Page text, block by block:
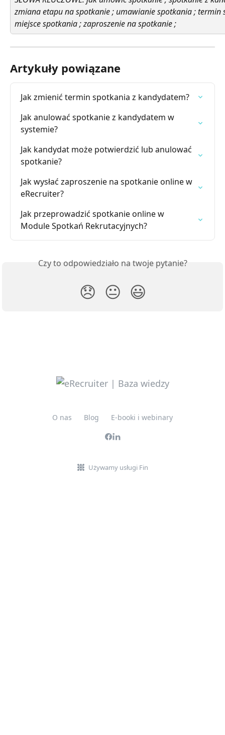
zmiana etapu na spotkanie ; umawianie spotkania ;
miejsce spotkania ; zaproszenie na spotkanie ;
Artykuły powiązane
Jak zmienić termin spotkania z kandydatem?
Jak anulować spotkanie z kandydatem w
systemie?
Jak kandydat może potwierdzić lub anulować
spotkanie?
Jak wysłać zaproszenie na spotkanie online w
eRecruiter?
Jak przeprowadzić spotkanie online w
Module Spotkań Rekrutacyjnych?
Czy to odpowiedziało na twoje pytanie?
😞 😐 😃
O nas Blog E-booki i webinary
Używamy usługi Fin